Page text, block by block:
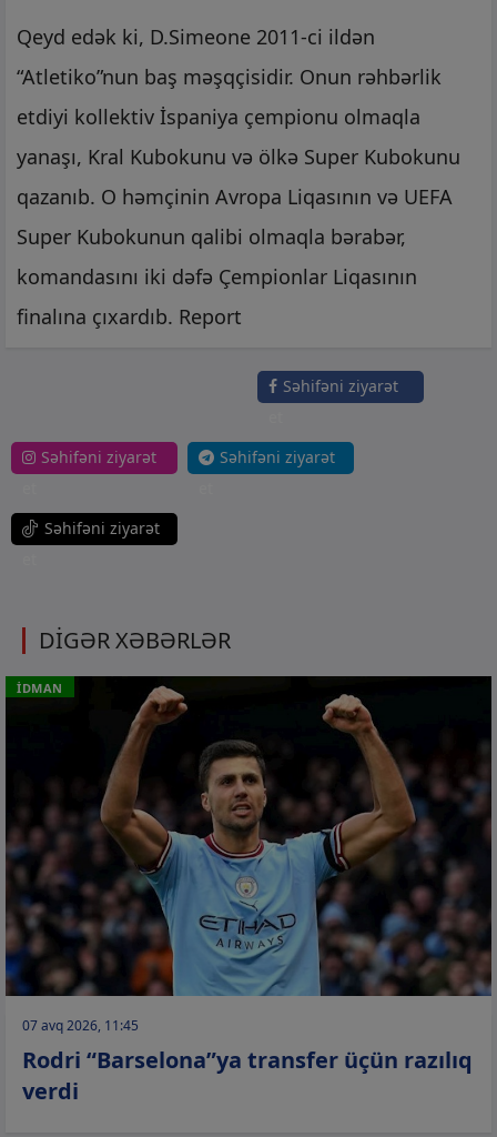
Qeyd edək ki, D.Simeone 2011-ci ildən
“Atletiko”nun baş məşqçisidir. Onun rəhbərlik
etdiyi kollektiv İspaniya çempionu olmaqla
yanaşı, Kral Kubokunu və ölkə Super Kubokunu
qazanıb. O həmçinin Avropa Liqasının və UEFA
Super Kubokunun qalibi olmaqla bərabər,
komandasını iki dəfə Çempionlar Liqasının
finalına çıxardıb. Report
Səhifəni ziyarət
Səhifəni ziyarət
Səhifəni ziyarət
Səhifəni ziyarət
DİGƏR XƏBƏRLƏR
İDMAN
07 avq 2026, 11:45
Rodri “Barselona”ya transfer üçün razılıq
verdi